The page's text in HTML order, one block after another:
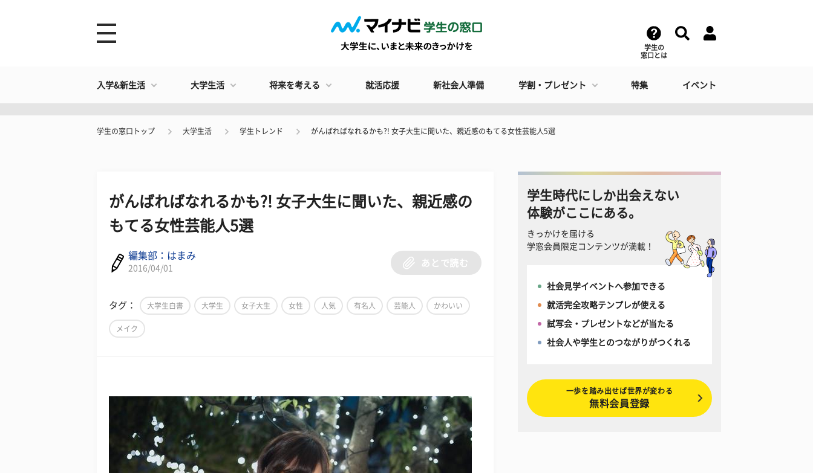
学生の
窓口とは
入学&新生活 大学生活 将来を考える 就活応援 新社会人準備 学割・プレゼント 特集 イベント
学生の窓口トップ 大学生活 学生トレンド がんばればなれるかも?! 女子大生に聞いた、親近感のもてる女性芸能人5選
がんばればなれるかも?! 女子大生に聞いた、親近感の
もてる女性芸能人5選
編集部：はまみ
2016/04/01
あとで読む
タグ： 大学生白書 大学生 女子大生 女性 人気 有名人 芸能人 かわいい
メイク
学生時代にしか出会えない
体験がここにある。
きっかけを届ける
学窓会員限定コンテンツが満載！
社会見学イベントへ参加できる
就活完全攻略テンプレが使える
試写会・プレゼントなどが当たる
社会人や学生とのつながりがつくれる
一歩を踏み出せば世界が変わる
無料会員登録